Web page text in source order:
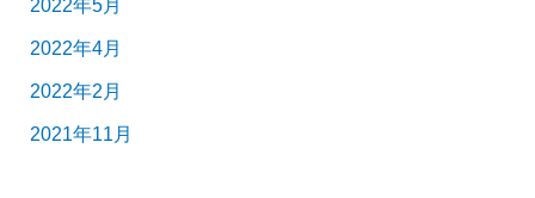
2022年5月
2022年4月
2022年2月
2021年11月